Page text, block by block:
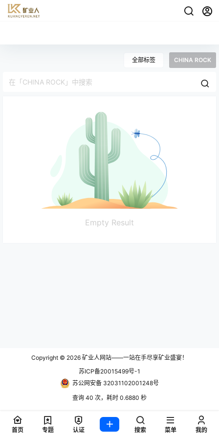
全部标签 CHINA ROCK
Empty Result
Copyright © 2026 矿业人网站——一站在手尽享矿业盛宴！
苏ICP备20015499号-1
苏公网安备 32031102001248号
查询 40 次，耗时 0.6880 秒
首页 专题 认证 搜索 菜单 我的